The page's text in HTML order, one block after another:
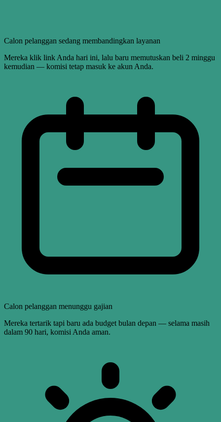
Calon pelanggan sedang membandingkan layanan
Mereka klik link Anda hari ini, lalu baru memutuskan beli 2 minggu
kemudian — komisi tetap masuk ke akun Anda.
Calon pelanggan menunggu gajian
Mereka tertarik tapi baru ada budget bulan depan — selama masih
dalam 90 hari, komisi Anda aman.